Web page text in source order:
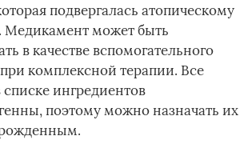
подвергалась атопическому
Медикамент может быть
в качестве вспомогательного
комплексной терапии. Все
списке ингредиентов
поэтому можно назначать их